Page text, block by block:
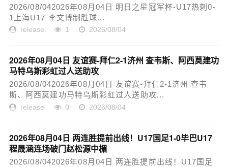
2026/08/042026年08月04日 明日之星冠军杯-U17热刺0-
1上海U17 李文博制胜球...
release 1 2026/08/04
2026年08月04日 友谊赛-拜仁2-1济州 查韦斯、阿西莫建功
马特乌斯彩虹过人送助攻
2026/08/042026年08月04日 友谊赛-拜仁2-1济州 查韦
斯、阿西莫建功马特乌斯彩虹过人送助攻...
release 0 2026/08/04
2026年08月04日 两连胜提前出线！U17国足1-0毕巴U17
程晟涵连场破门赵松源中楣
2026/08/042026年08月04日 两连胜提前出线！U17国足